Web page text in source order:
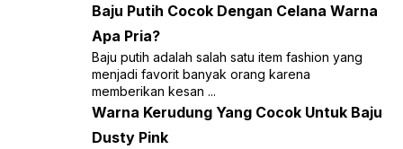
Baju Putih Cocok Dengan Celana Warna
Apa Pria?
Baju putih adalah salah satu item fashion yang
menjadi favorit banyak orang karena
memberikan kesan ...
Warna Kerudung Yang Cocok Untuk Baju
Dusty Pink